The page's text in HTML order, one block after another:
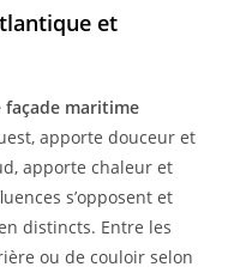
et
façade maritime
apporte douceur et
apporte chaleur et
s’opposent et
distincts. Entre les
ou de couloir selon